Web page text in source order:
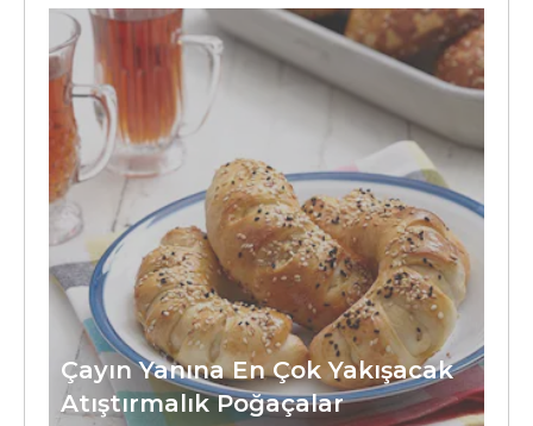
Çayın Yanına En Çok Yakışacak
Atıştırmalık Poğaçalar